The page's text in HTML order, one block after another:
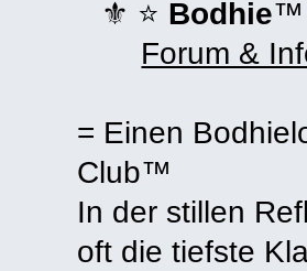
⚜ ⭐️ Bodhie™
Forum &
= Einen
Club™
In der stillen
oft die tiefste